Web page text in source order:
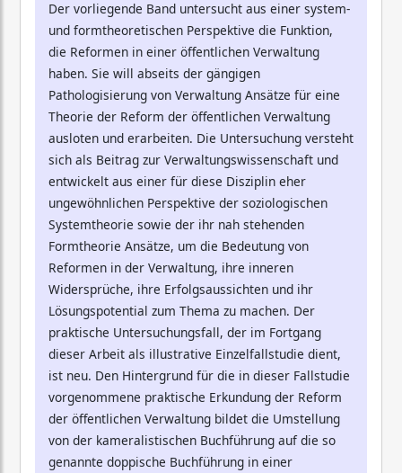
Der vorliegende Band untersucht aus einer system-
und formtheoretischen Perspektive die Funktion,
die Reformen in einer öffentlichen Verwaltung
haben. Sie will abseits der gängigen
Pathologisierung von Verwaltung Ansätze für eine
Theorie der Reform der öffentlichen Verwaltung
ausloten und erarbeiten. Die Untersuchung versteht
sich als Beitrag zur Verwaltungswissenschaft und
entwickelt aus einer für diese Disziplin eher
ungewöhnlichen Perspektive der soziologischen
Systemtheorie sowie der ihr nah stehenden
Formtheorie Ansätze, um die Bedeutung von
Reformen in der Verwaltung, ihre inneren
Widersprüche, ihre Erfolgsaussichten und ihr
Lösungspotential zum Thema zu machen. Der
praktische Untersuchungsfall, der im Fortgang
dieser Arbeit als illustrative Einzelfallstudie dient,
ist neu. Den Hintergrund für die in dieser Fallstudie
vorgenommene praktische Erkundung der Reform
der öffentlichen Verwaltung bildet die Umstellung
von der kameralistischen Buchführung auf die so
genannte doppische Buchführung in einer